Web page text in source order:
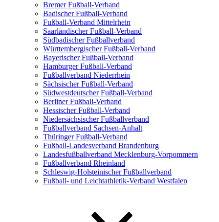
Bremer Fußball-Verband
Badischer Fußball-Verband
Fußball-Verband Mittelrhein
Saarländischer Fußball-Verband
Südbadischer Fußballverband
Württembergischer Fußball-Verband
Bayerischer Fußball-Verband
Hamburger Fußball-Verband
Fußballverband Niederrhein
Sächsischer Fußball-Verband
Südwestdeutscher Fußball-Verband
Berliner Fußball-Verband
Hessischer Fußball-Verband
Niedersächsischer Fußballverband
Fußballverband Sachsen-Anhalt
Thüringer Fußball-Verband
Fußball-Landesverband Brandenburg
Landesfußballverband Mecklenburg-Vorpommern
Fußballverband Rheinland
Schleswig-Holsteinischer Fußballverband
Fußball- und Leichtathletik-Verband Westfalen